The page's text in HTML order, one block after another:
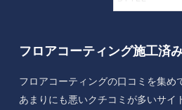
フロアコーティング施工済
フロアコーティングの口コミを集め
あまりにも悪いクチコミが多いサイ